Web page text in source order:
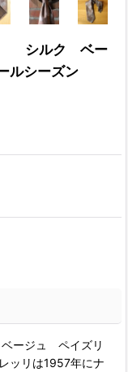
) シルク ベー
シーズン
ージュ ペイズリ
ッリは1957年にナ